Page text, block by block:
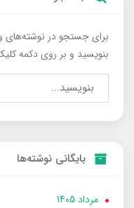
برای جستجو در نوشته‌های
بنویسید و بر روی دکمه
بایگانی نوشته‌ها
مرداد 1405